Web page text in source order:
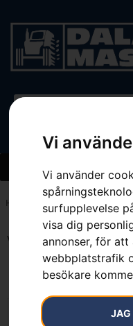
Vi
Vi använder
surfupplevelse
visa dig
annonser, för att
webbplatstrafik
besökare
JAG
Hem Sortiment Skor &
Visar 1–12 av 13 resultat